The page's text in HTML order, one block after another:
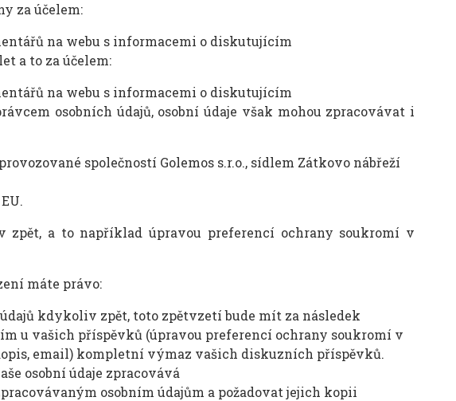
za účelem:
na webu s informacemi o diskutujícím
a to za účelem:
na webu s informacemi o diskutujícím
osobních údajů, osobní údaje však mohou zpracovávat i
společností Golemos s.r.o., sídlem Zátkovo nábřeží
a to například úpravou preferencí ochrany soukromí v
máte právo:
kdykoliv zpět, toto zpětvzetí bude mít za následek
u vašich příspěvků (úpravou preferencí ochrany soukromí v
email) kompletní výmaz vašich diskuzních příspěvků.
osobní údaje zpracovává
osobním údajům a požadovat jejich kopii